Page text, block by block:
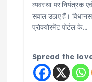
व्यवस्था पर नियंत्रक
सवाल उठाए हैं।
प्रोक्योरमेंट पोर्टल के…
Spread the